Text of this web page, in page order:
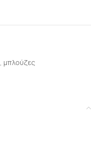
, μπλούζες